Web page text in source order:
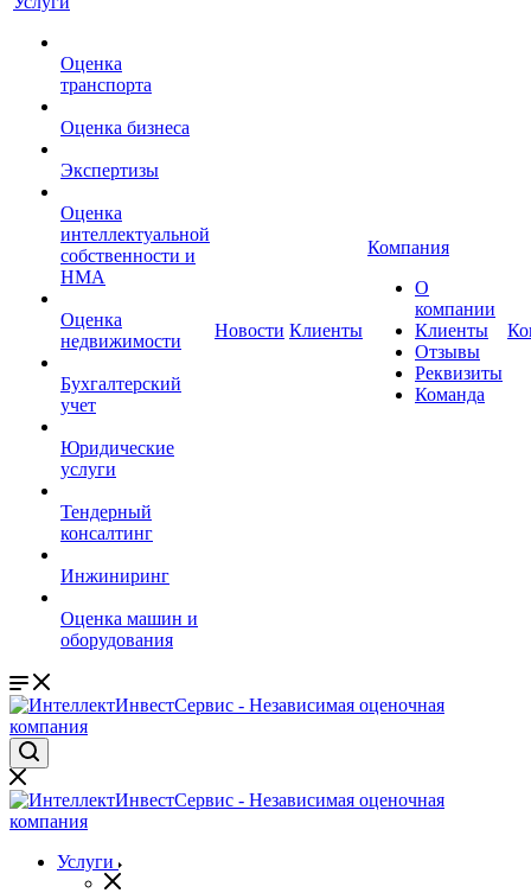
Оценка
транcпорта
Оценка бизнеса
Экспертизы
Оценка
интеллектуальной
собственности и
НМА
Оценка
недвижимости
Бухгалтерский
учет
Юридические
услуги
Тендерный
консалтинг
Инжиниринг
Оценка машин и
оборудования
Новости Клиенты
Компания
О
компании
Клиенты
Отзывы
Реквизиты
Команда
Услуги